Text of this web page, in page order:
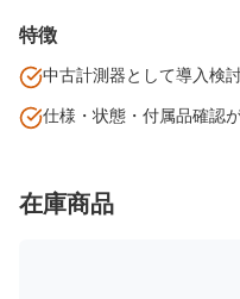
特徴
中古計測器として導入検
仕様・状態・付属品確認
在庫商品